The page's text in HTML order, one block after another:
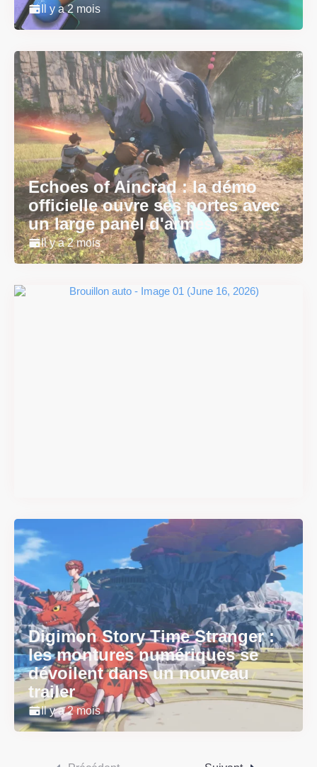
Il y a 2 mois
Echoes of Aincrad : la démo
officielle ouvre ses portes avec
un large panel d'armes
Il y a 2 mois
Digimon Story Time Stranger :
les montures numériques se
dévoilent dans un nouveau
trailer
Il y a 2 mois